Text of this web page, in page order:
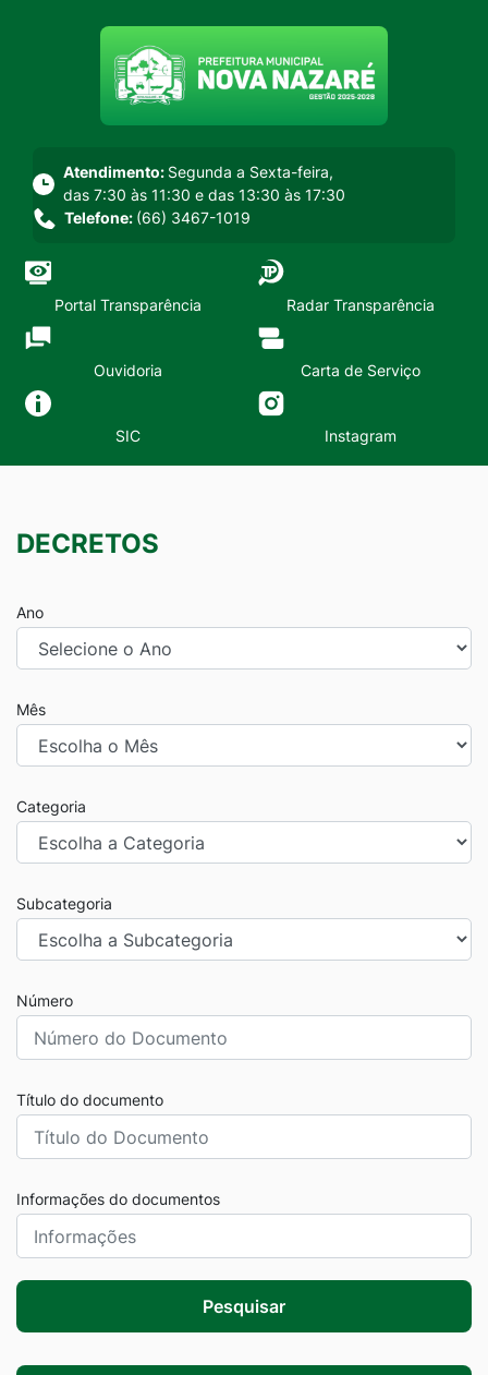
Seção do menu principal
Atendimento: Segunda a Sexta-feira,
das 7:30 às 11:30 e das 13:30 às 17:30
Telefone: (66) 3467-1019
Portal Transparência Radar Transparência
Ouvidoria Carta de Serviço
SIC Instagram
DECRETOS
Ano
Mês
Categoria
Subcategoria
Número
Título do documento
Informações do documentos
Pesquisar